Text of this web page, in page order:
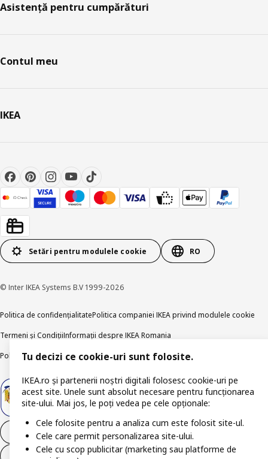
Asistență pentru cumpărături
Contul meu
IKEA
Setări pentru modulele cookie RO
© Inter IKEA Systems B.V 1999-2026
Politica de confidențialitatePolitica companiei IKEA privind modulele cookie
Termeni și CondițiiInformații despre IKEA Romania
Politica de publicare responsabilăAccesibilitatea digitală
Retrage-te din contract
Retrage-te din contract (servicii)
Tu decizi ce cookie-uri sunt folosite.
IKEA.ro și partenerii noștri digitali folosesc cookie-uri pe
acest site. Unele sunt absolut necesare pentru funcționarea
site-ului. Mai jos, le poți vedea pe cele opționale:
Cele folosite pentru a analiza cum este folosit site-ul.
Cele care permit personalizarea site-ului.
Cele cu scop publicitar (marketing sau platforme de